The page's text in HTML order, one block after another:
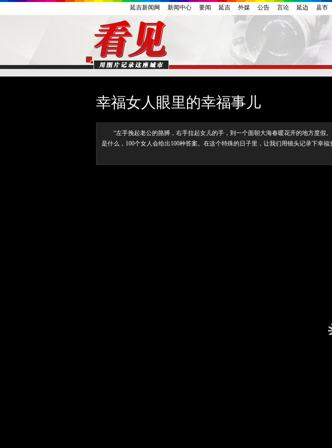
延吉新闻网 新闻中心 要闻 延吉 外媒 公告 言论 延边 县市
幸福女人眼里的幸福事儿
“左手挽起老公的胳膊，右手拉起女儿的手，到一个面朝大海春暖花开的地方度假
是什么，100个女人会给出100种答案。在这个特殊的日子里，让我们用镜头记录下幸福